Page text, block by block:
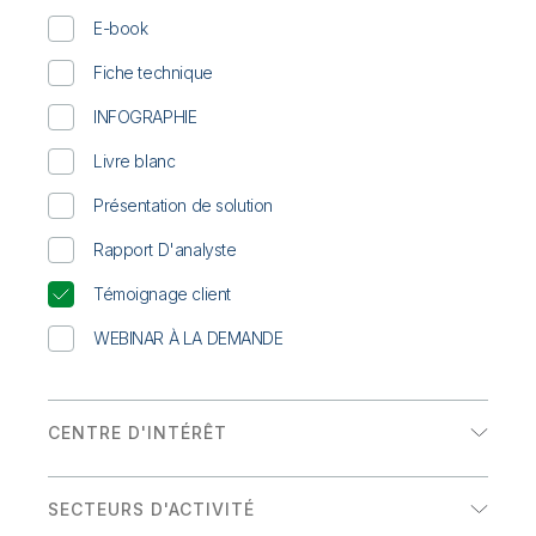
Documentation produits
Nos bureaux dans le monde
Qlik
Talend
E-book
Fiche technique
INFOGRAPHIE
Livre blanc
Présentation de solution
Rapport D'analyste
Témoignage client
WEBINAR À LA DEMANDE
CENTRE D'INTÉRÊT
Analytics
SECTEURS D'ACTIVITÉ